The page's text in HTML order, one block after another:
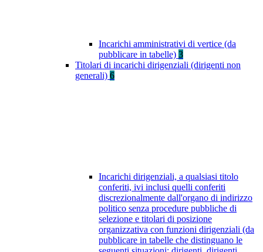
Incarichi amministrativi di vertice (da
pubblicare in tabelle) 3
Titolari di incarichi dirigenziali (dirigenti non
generali) 6
Incarichi dirigenziali, a qualsiasi titolo
conferiti, ivi inclusi quelli conferiti
discrezionalmente dall'organo di indirizzo
politico senza procedure pubbliche di
selezione e titolari di posizione
organizzativa con funzioni dirigenziali (da
pubblicare in tabelle che distinguano le